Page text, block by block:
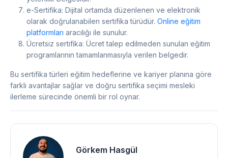
e-Sertifika: Dijital ortamda düzenlenen ve elektronik
olarak doğrulanabilen sertifika türüdür. Online eğitim
platformları aracılığı ile sunulur.
Ücretsiz sertifika: Ücret talep edilmeden sunulan eğitim
programlarının tamamlanmasıyla verilen belgedir.
Bu sertifika türleri eğitim hedeflerine ve kariyer planına göre
farklı avantajlar sağlar ve doğru sertifika seçimi mesleki
ilerleme sürecinde önemli bir rol oynar.
Görkem Hasgül